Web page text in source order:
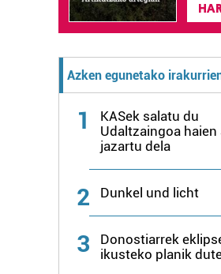
Azken egunetako
1
KASek salatu du
Udaltzaingoa haien
jazartu dela
2 Dunkel und licht
3
Donostiarrek
ikusteko planik